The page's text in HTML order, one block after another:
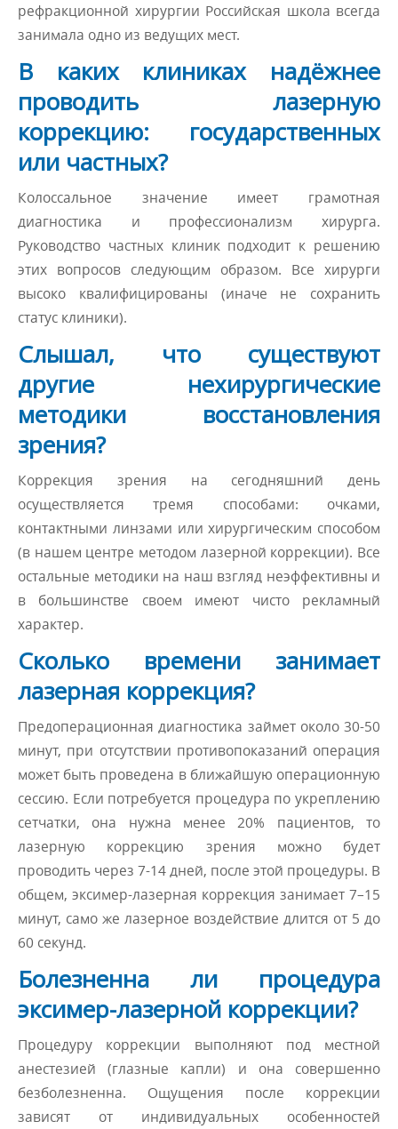
рефракционной хирургии Российская школа всегда
занимала одно из ведущих мест.
В каких клиниках надёжнее
проводить лазерную
коррекцию: государственных
или частных?
Колоссальное значение имеет грамотная
диагностика и профессионализм хирурга.
Руководство частных клиник подходит к решению
этих вопросов следующим образом. Все хирурги
высоко квалифицированы (иначе не сохранить
статус клиники).
Слышал, что существуют
другие нехирургические
методики восстановления
зрения?
Коррекция зрения на сегодняшний день
осуществляется тремя способами: очками,
контактными линзами или хирургическим способом
(в нашем центре методом лазерной коррекции). Все
остальные методики на наш взгляд неэффективны и
в большинстве своем имеют чисто рекламный
характер.
Сколько времени занимает
лазерная коррекция?
Предоперационная диагностика займет около 30-50
минут, при отсутствии противопоказаний операция
может быть проведена в ближайшую операционную
сессию. Если потребуется процедура по укреплению
сетчатки, она нужна менее 20% пациентов, то
лазерную коррекцию зрения можно будет
проводить через 7-14 дней, после этой процедуры. В
общем, эксимер-лазерная коррекция занимает 7–15
минут, само же лазерное воздействие длится от 5 до
60 секунд.
Болезненна ли процедура
эксимер-лазерной коррекции?
Процедуру коррекции выполняют под местной
анестезией (глазные капли) и она совершенно
безболезненна. Ощущения после коррекции
зависят от индивидуальных особенностей